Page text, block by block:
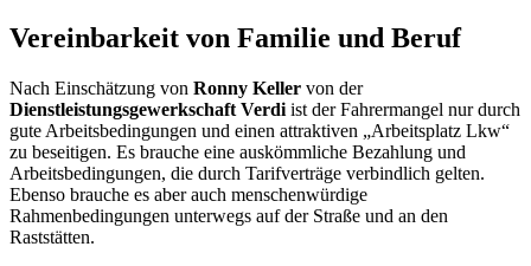
Vereinbarkeit von Familie und Beruf
Nach Einschätzung von Ronny Keller von der
Dienstleistungsgewerkschaft Verdi ist der Fahrermangel nur durch
gute Arbeitsbedingungen und einen attraktiven „Arbeitsplatz Lkw“
zu beseitigen. Es brauche eine auskömmliche Bezahlung und
Arbeitsbedingungen, die durch Tarifverträge verbindlich gelten.
Ebenso brauche es aber auch menschenwürdige
Rahmenbedingungen unterwegs auf der Straße und an den
Raststätten.